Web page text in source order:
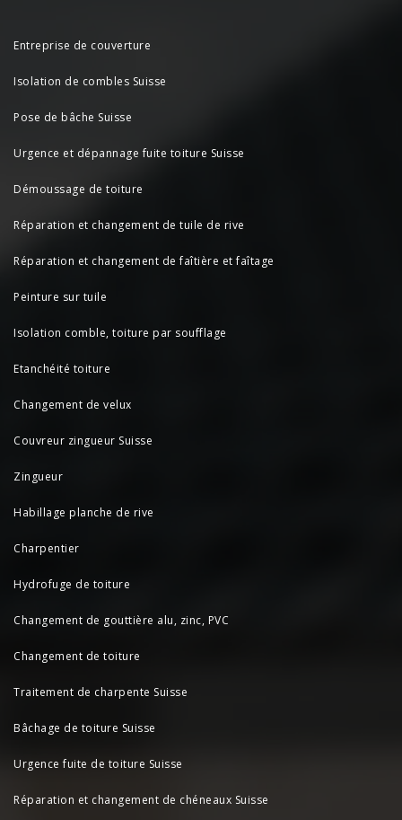
Entreprise de couverture
Isolation de combles Suisse
Pose de bâche Suisse
Urgence et dépannage fuite toiture Suisse
Démoussage de toiture
Réparation et changement de tuile de rive
Réparation et changement de faîtière et faîtage
Peinture sur tuile
Isolation comble, toiture par soufflage
Etanchéité toiture
Changement de velux
Couvreur zingueur Suisse
Zingueur
Habillage planche de rive
Charpentier
Hydrofuge de toiture
Changement de gouttière alu, zinc, PVC
Changement de toiture
Traitement de charpente Suisse
Bâchage de toiture Suisse
Urgence fuite de toiture Suisse
Réparation et changement de chéneaux Suisse